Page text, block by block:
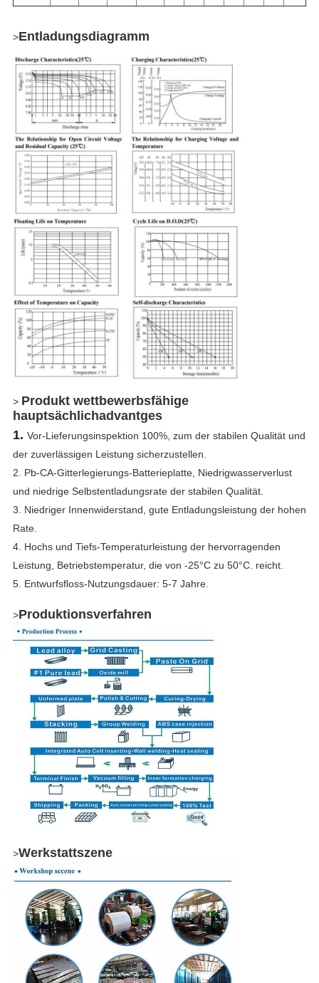
>Entladungsdiagramm
> Produkt wettbewerbsfähige
hauptsächlichadvantges
1. Vor-Lieferungsinspektion 100%, zum der stabilen Qualität und
der zuverlässigen Leistung sicherzustellen.
2. Pb-CA-Gitterlegierungs-Batterieplatte, Niedrigwasserverlust
und niedrige Selbstentladungsrate der stabilen Qualität.
3. Niedriger Innenwiderstand, gute Entladungsleistung der hohen
Rate.
4. Hochs und Tiefs-Temperaturleistung der hervorragenden
Leistung, Betriebstemperatur, die von -25°C zu 50°C. reicht.
5. Entwurfsfloss-Nutzungsdauer: 5-7 Jahre.
>Produktionsverfahren
>Werkstattszene